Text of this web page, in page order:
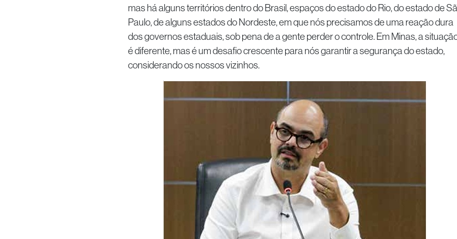
mas há alguns territórios dentro do Brasil, espaços do estado do Rio, do estado de
Paulo, de alguns estados do Nordeste, em que nós precisamos de uma reação dura
dos governos estaduais, sob pena de a gente perder o controle. Em Minas, a
é diferente, mas é um desafio crescente para nós garantir a segurança do estado,
considerando os nossos vizinhos.